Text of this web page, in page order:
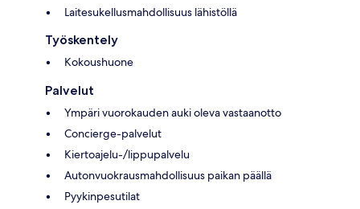
Laitesukellusmahdollisuus lähistöllä
Työskentely
Kokoushuone
Palvelut
Ympäri vuorokauden auki oleva vastaanotto
Concierge-palvelut
Kiertoajelu-/lippupalvelu
Autonvuokrausmahdollisuus paikan päällä
Pyykinpesutilat